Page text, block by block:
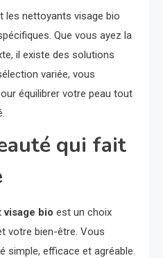
les nettoyants visage bio
Que vous ayez la
il existe des solutions
variée, vous
équilibrer votre peau tout
qui fait
visage bio est un choix
votre bien-être. Vous
simple, efficace et agréable.